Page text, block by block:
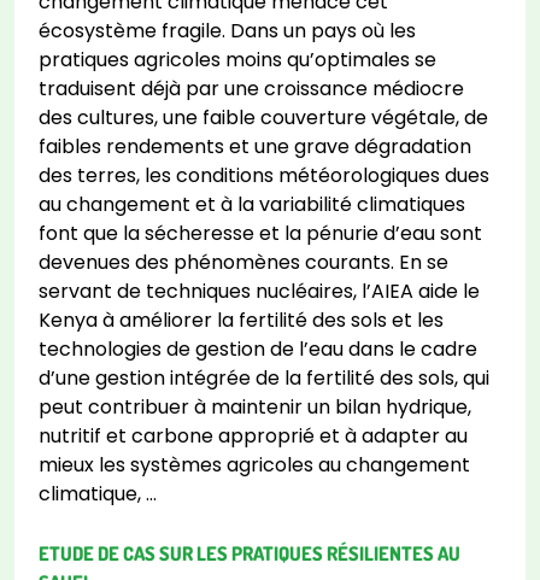
écosystème fragile. Dans un pays où les
pratiques agricoles moins qu’optimales se
traduisent déjà par une croissance médiocre
des cultures, une faible couverture végétale, de
faibles rendements et une grave dégradation
des terres, les conditions météorologiques dues
au changement et à la variabilité climatiques
font que la sécheresse et la pénurie d’eau sont
devenues des phénomènes courants. En se
servant de techniques nucléaires, l’AIEA aide le
Kenya à améliorer la fertilité des sols et les
technologies de gestion de l’eau dans le cadre
d’une gestion intégrée de la fertilité des sols, qui
peut contribuer à maintenir un bilan hydrique,
nutritif et carbone approprié et à adapter au
mieux les systèmes agricoles au changement
climatique, …
ETUDE DE CAS SUR LES PRATIQUES RÉSILIENTES AU